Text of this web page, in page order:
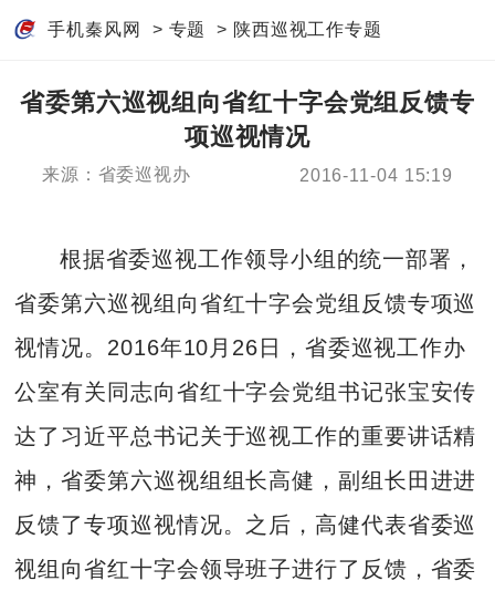
手机秦风网 > 专题 > 陕西巡视工作专题
省委第六巡视组向省红十字会党组反馈专
项巡视情况
来源：省委巡视办 2016-11-04 15:19
根据省委巡视工作领导小组的统一部署，
省委第六巡视组向省红十字会党组反馈专项巡
视情况。2016年10月26日，省委巡视工作办
公室有关同志向省红十字会党组书记张宝安传
达了习近平总书记关于巡视工作的重要讲话精
神，省委第六巡视组组长高健，副组长田进进
反馈了专项巡视情况。之后，高健代表省委巡
视组向省红十字会领导班子进行了反馈，省委